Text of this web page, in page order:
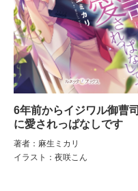
6年前からイジワル御曹司
に愛されっぱなしです
著者：麻生ミカリ
イラスト：夜咲こん